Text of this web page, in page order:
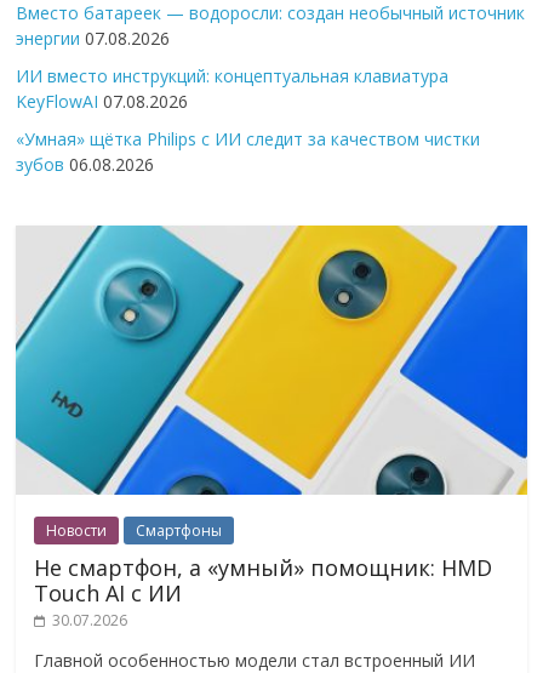
Вместо батареек — водоросли: создан необычный источник
энергии 07.08.2026
ИИ вместо инструкций: концептуальная клавиатура
KeyFlowAI 07.08.2026
«Умная» щётка Philips с ИИ следит за качеством чистки
зубов 06.08.2026
Новости Смартфоны
Не смартфон, а «умный» помощник: HMD
Touch AI с ИИ
30.07.2026
Главной особенностью модели стал встроенный ИИ